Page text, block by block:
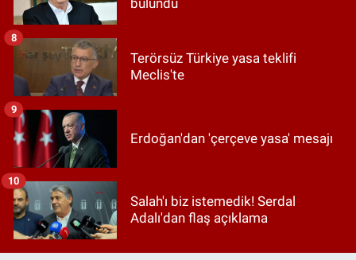
bulundu
Terörsüz Türkiye yasa teklifi
Meclis'te
8
Erdoğan'dan 'çerçeve yasa' mesajı
9
Salah'ı biz istemedik! Serdal
Adalı'dan flaş açıklama
10